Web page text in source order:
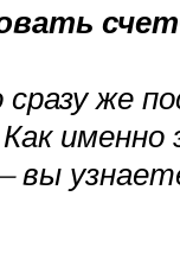
же
именно
вы